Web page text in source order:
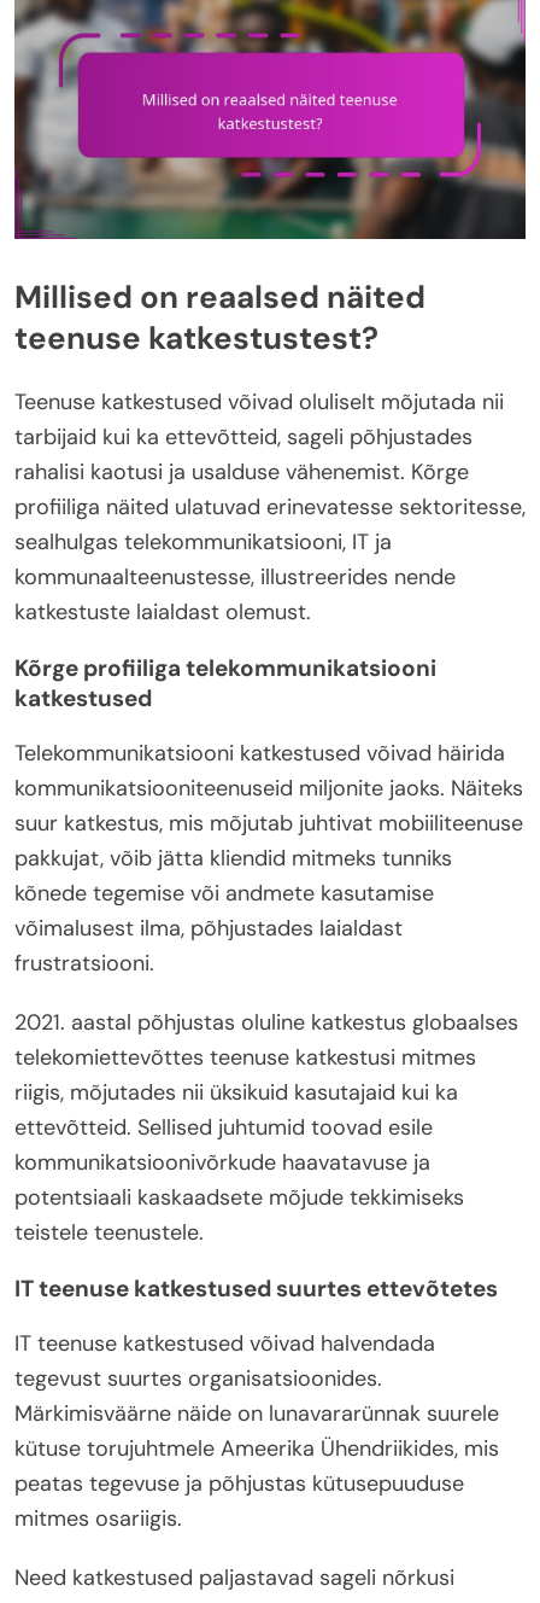
Millised on reaalsed näited
teenuse katkestustest?
Teenuse katkestused võivad oluliselt mõjutada nii
tarbijaid kui ka ettevõtteid, sageli põhjustades
rahalisi kaotusi ja usalduse vähenemist. Kõrge
profiiliga näited ulatuvad erinevatesse sektoritesse,
sealhulgas telekommunikatsiooni, IT ja
kommunaalteenustesse, illustreerides nende
katkestuste laialdast olemust.
Kõrge profiiliga telekommunikatsiooni
katkestused
Telekommunikatsiooni katkestused võivad häirida
kommunikatsiooniteenuseid miljonite jaoks. Näiteks
suur katkestus, mis mõjutab juhtivat mobiiliteenuse
pakkujat, võib jätta kliendid mitmeks tunniks
kõnede tegemise või andmete kasutamise
võimalusest ilma, põhjustades laialdast
frustratsiooni.
2021. aastal põhjustas oluline katkestus globaalses
telekomiettevõttes teenuse katkestusi mitmes
riigis, mõjutades nii üksikuid kasutajaid kui ka
ettevõtteid. Sellised juhtumid toovad esile
kommunikatsioonivõrkude haavatavuse ja
potentsiaali kaskaadsete mõjude tekkimiseks
teistele teenustele.
IT teenuse katkestused suurtes ettevõtetes
IT teenuse katkestused võivad halvendada
tegevust suurtes organisatsioonides.
Märkimisväärne näide on lunavararünnak suurele
kütuse torujuhtmele Ameerika Ühendriikides, mis
peatas tegevuse ja põhjustas kütusepuuduse
mitmes osariigis.
Need katkestused paljastavad sageli nõrkusi